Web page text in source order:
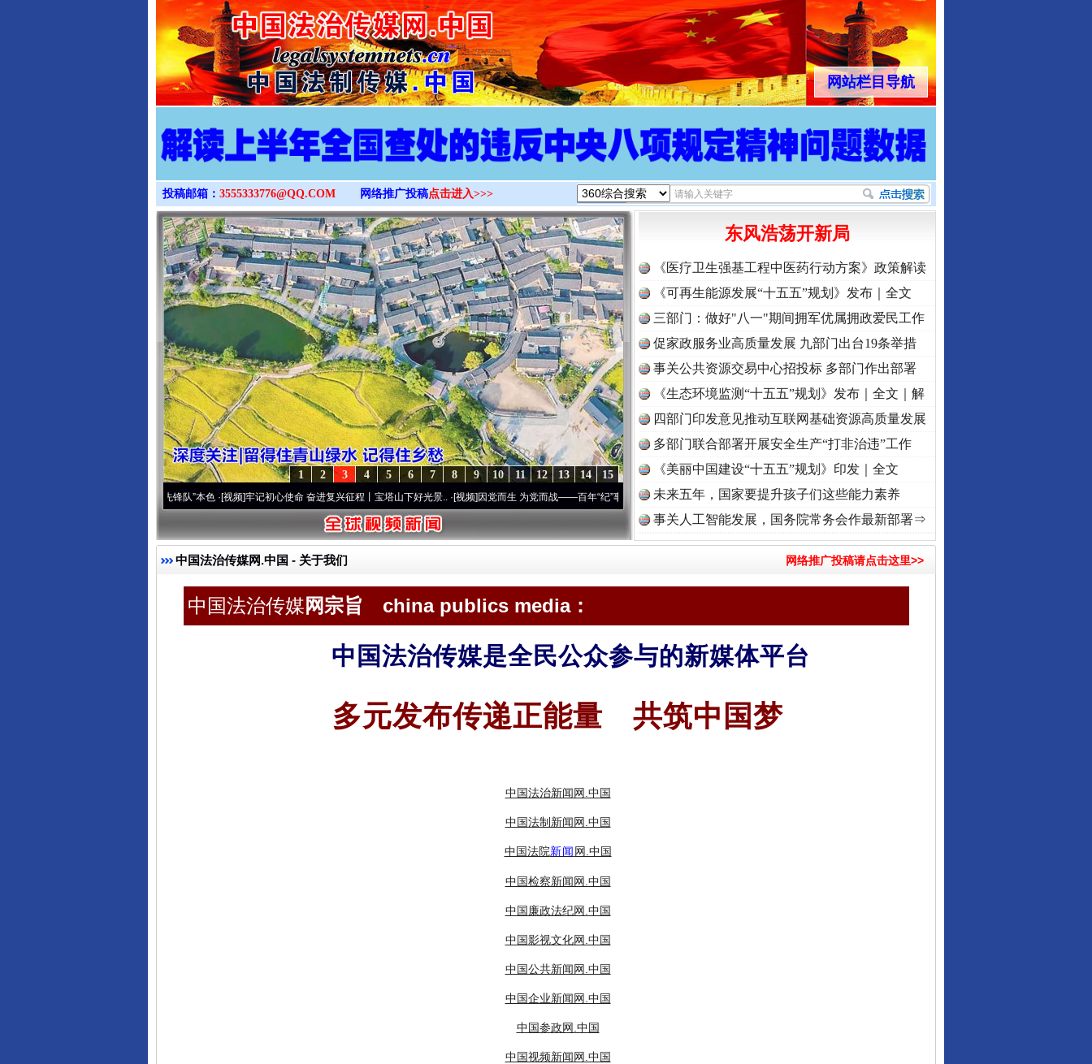
>
网站栏目导航
投稿邮箱： 3555333776@QQ.COM 网络推广投稿点击进入>>>
15
14
13
12
11
10
9
8
7
6
5
4
3
2
1
永葆“两个先锋队”本色·[视频]牢记初心使命 奋进复兴征程丨宝塔山下好光景..·[视频]因党而生 为党而战——百年“纪”事⑧加强纪律.. ·[视频]牢记初心使命 奋进复兴征程丨“转折之城”激荡..·[视频]牢记初心使命 奋进复兴征程丨红船起航处 潮起
东风浩荡开新局
《医疗卫生强基工程中医药行动方案》政策解读
《可再生能源发展“十五五”规划》发布｜全文
三部门：做好"八一"期间拥军优属拥政爱民工作
促家政服务业高质量发展 九部门出台19条举措
事关公共资源交易中心招投标 多部门作出部署
《生态环境监测“十五五”规划》发布｜全文｜解
读
四部门印发意见推动互联网基础资源高质量发展
多部门联合部署开展安全生产“打非治违”工作
《美丽中国建设“十五五”规划》印发｜全文
未来五年，国家要提升孩子们这些能力素养
事关人工智能发展，国务院常务会作最新部署⇒
中国法治传媒网.中国 - 关于我们 网络推广投稿请点击这里>>
中国法治传媒网宗旨 china publics media：
中国法治传媒是全民公众参与的新媒体平台
多元发布传递正能量 共筑中国梦
中国法治新闻网.中国
中国法制新闻网.中国
中国法院新闻 网.中国
中国检察新闻网.中国
中国廉政法纪网.中国
中国影视文化网.中国
中国公共新闻网.中国
中国企业新闻网.中国
中国参政网.中国
中国视频新闻网.中国